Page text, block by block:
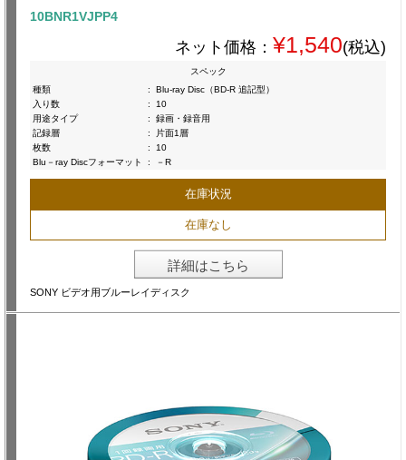
10BNR1VJPP4
ネット価格： ¥1,540(税込)
スペック
種類
:
Blu-ray Disc（BD-R 追記型）
入り数
:
10
用途タイプ
:
録画・録音用
記録層
:
片面1層
枚数
:
10
Blu－ray Discフォーマット
: －R
在庫状況
在庫なし
詳細はこちら
SONY ビデオ用ブルーレイディスク